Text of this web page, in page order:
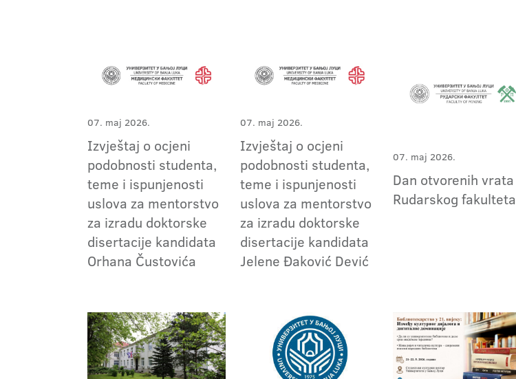
07. maj 2026.
Izvještaj o ocjeni
podobnosti studenta,
teme i ispunjenosti
uslova za mentorstvo
za izradu doktorske
disertacije kandidata
Orhana Čustovića
07. maj 2026.
Izvještaj o ocjeni
podobnosti studenta,
teme i ispunjenosti
uslova za mentorstvo
za izradu doktorske
disertacije kandidata
Jelene Đaković Dević
07. maj 2026.
Dan otvorenih vrata
Rudarskog fakulteta